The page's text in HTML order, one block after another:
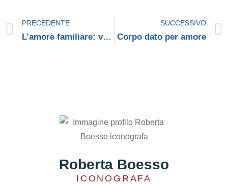
PRECEDENTE
L’amore familiare: vocazione e via di santità
SUCCESSIVO
Corpo dato per amore
Roberta Boesso
ICONOGRAFA